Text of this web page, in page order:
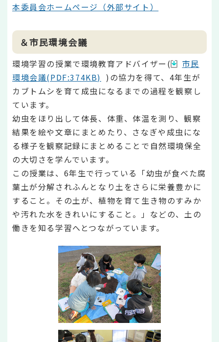
本委員会ホームページ（外部サイト）
＆市民環境会議
環境学習の授業で環境教育アドバイザー(
市民
環境会議(PDF:374KB) )の協力を得て、4年生が
カブトムシを育て成虫になるまでの過程を観察し
ています。
幼虫をほり出して体長、体重、体温を測り、観察
結果を絵や文章にまとめたり、さなぎや成虫にな
る様子を観察記録にまとめることで自然環境保全
の大切さを学んでいます。
この授業は、6年生で行っている「幼虫が食べた腐
葉土が分解されふんとなり土をさらに栄養豊かに
すること。その土が、植物を育て生き物のすみか
や汚れた水をきれいにすること。」などの、土の
働きを知る学習へとつながっています。